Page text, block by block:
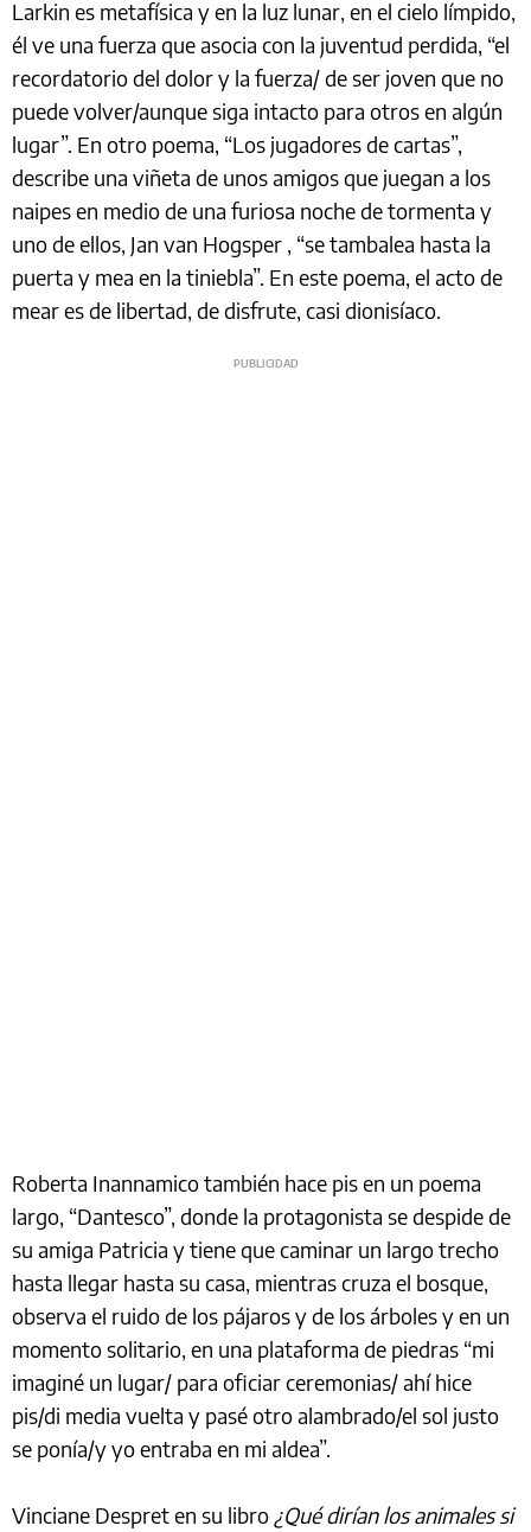
Larkin es metafísica y en la luz lunar, en el cielo límpido,
él ve una fuerza que asocia con la juventud perdida, “el
recordatorio del dolor y la fuerza/ de ser joven que no
puede volver/aunque siga intacto para otros en algún
lugar”. En otro poema, “Los jugadores de cartas”,
describe una viñeta de unos amigos que juegan a los
naipes en medio de una furiosa noche de tormenta y
uno de ellos, Jan van Hogsper , “se tambalea hasta la
puerta y mea en la tiniebla”. En este poema, el acto de
mear es de libertad, de disfrute, casi dionisíaco.
Roberta Inannamico también hace pis en un poema
largo, “Dantesco”, donde la protagonista se despide de
su amiga Patricia y tiene que caminar un largo trecho
hasta llegar hasta su casa, mientras cruza el bosque,
observa el ruido de los pájaros y de los árboles y en un
momento solitario, en una plataforma de piedras “mi
imaginé un lugar/ para oficiar ceremonias/ ahí hice
pis/di media vuelta y pasé otro alambrado/el sol justo
se ponía/y yo entraba en mi aldea”.
Vinciane Despret en su libro ¿Qué dirían los animales si